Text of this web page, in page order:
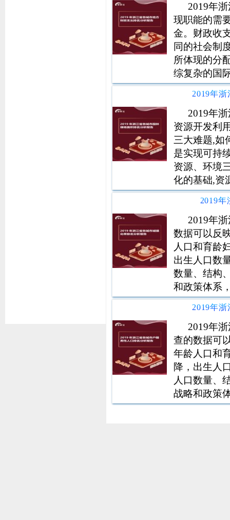
质量发展要
2019年
现职能的需
金。财政收
同的社会制
所体现的分
综复杂的国
近平同志为
实党中央、
质量发展要
2019年
资源开发利
三大难题,如
是实现可持
资源、环境
化的基础,资
人类则是消
表明,人口
用,导致了
2019
2019年
数据可以反
人口和育龄
出生人口数
数量、结构
和政策体系
发展规划，
国家新征程
信息支持。
2019年
查的数据可
年龄人口和
降，出生人
人口数量、
战略和政策
社会发展规